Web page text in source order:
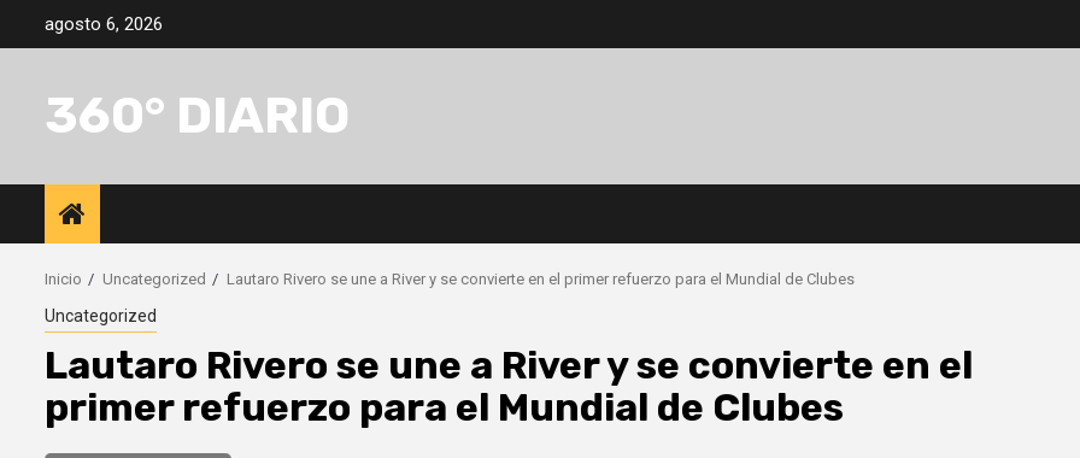
agosto 6, 2026
360° DIARIO
Inicio Uncategorized Lautaro Rivero se une a River y se convierte en el primer refuerzo para el Mundial de Clubes
Uncategorized
Lautaro Rivero se une a River y se convierte en el
primer refuerzo para el Mundial de Clubes